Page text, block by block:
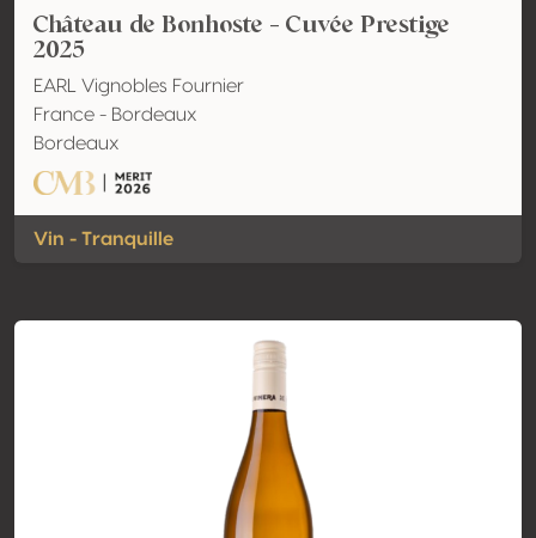
Château de Bonhoste - Cuvée Prestige
2025
EARL Vignobles Fournier
France - Bordeaux
Bordeaux
Vin - Tranquille